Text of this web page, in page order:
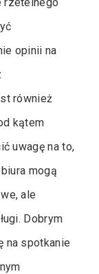
opinii na
również
kątem
uwagę na to,
mogą
ale
Dobrym
na spotkanie